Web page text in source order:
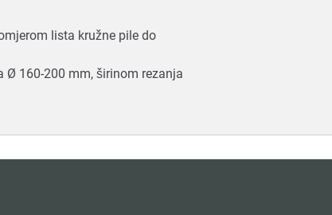
lista kružne pile do
Ø 160-200 mm, širinom rezanja